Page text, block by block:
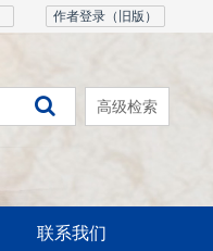
作者登录（旧版）
高级检索
联系我们